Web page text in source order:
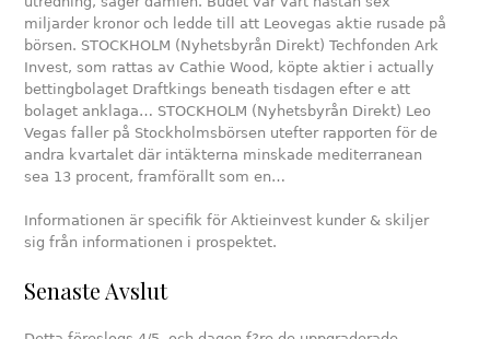
miljarder kronor och ledde till att Leovegas aktie rusade på
börsen. STOCKHOLM (Nyhetsbyrån Direkt) Techfonden Ark
Invest, som rattas av Cathie Wood, köpte aktier i actually
bettingbolaget Draftkings beneath tisdagen efter e att
bolaget anklaga… STOCKHOLM (Nyhetsbyrån Direkt) Leo
Vegas faller på Stockholmsbörsen utefter rapporten för de
andra kvartalet där intäkterna minskade mediterranean
sea 13 procent, framförallt som en…
Informationen är specifik för Aktieinvest kunder & skiljer
sig från informationen i prospektet.
Senaste Avslut